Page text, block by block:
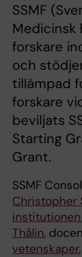
SSMF
Medicinsk
forskare
och
tillämpad
forskare
beviljats
Starting
Grant.
SSMF
Christopher
Thålin,
vetenskaper